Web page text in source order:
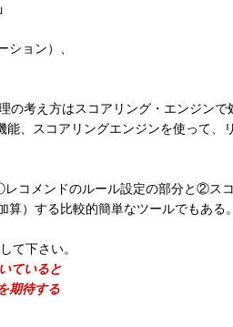
ション）、
考え方はスコアリング・エンジンで
、スコアリングエンジンを使って、
コメンドのルール設定の部分と②ス
）する比較的簡単なツールでもある。
て下さい。
ていると
期待する